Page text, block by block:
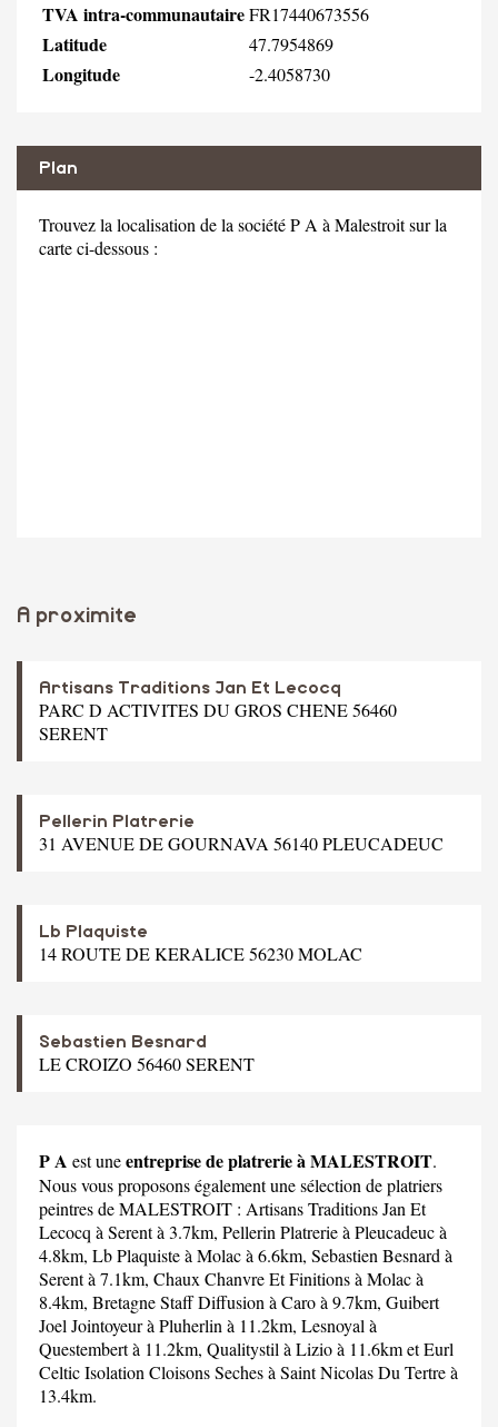
TVA intra-communautaireFR17440673556
Latitude 47.7954869
Longitude -2.4058730
Plan
Trouvez la localisation de la société P A à Malestroit sur la
carte ci-dessous :
A proximite
Artisans Traditions Jan Et Lecocq
PARC D ACTIVITES DU GROS CHENE 56460
SERENT
Pellerin Platrerie
31 AVENUE DE GOURNAVA 56140 PLEUCADEUC
Lb Plaquiste
14 ROUTE DE KERALICE 56230 MOLAC
Sebastien Besnard
LE CROIZO 56460 SERENT
P A est uneentreprise de platrerie à MALESTROIT.
Nous vous proposons également une sélection de platriers
peintres de MALESTROIT : Artisans Traditions Jan Et
Lecocq à Serent à 3.7km, Pellerin Platrerieà Pleucadeuc à
4.8km, Lb Plaquisteà Molac à 6.6km, Sebastien Besnard à
Serent à 7.1km, Chaux Chanvre Et Finitionsà Molac à
8.4km, Bretagne Staff Diffusion à Caro à 9.7km, Guibert
Joel Jointoyeurà Pluherlin à 11.2km, Lesnoyal à
Questembert à 11.2km, Qualitystil à Lizio à 11.6km etEurl
Celtic Isolation Cloisons Sechesà Saint Nicolas Du Tertre à
13.4km.